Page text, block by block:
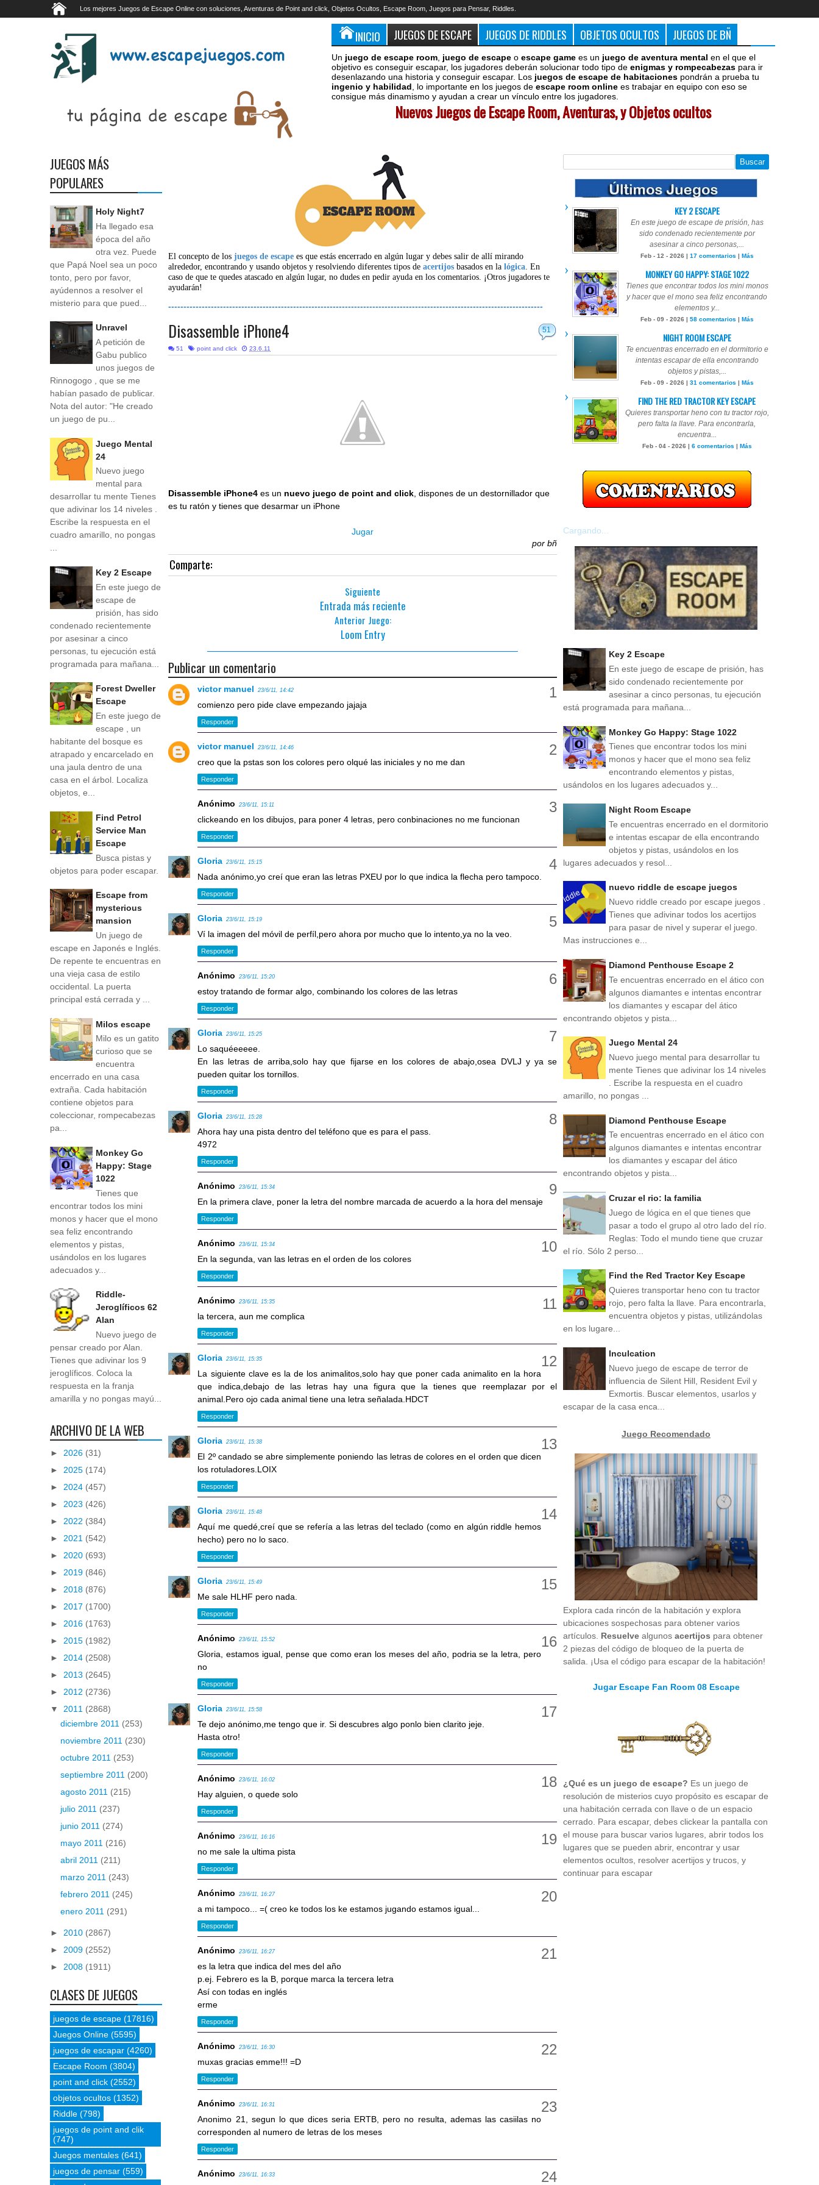
Los mejores Juegos de Escape Online con soluciones, Aventuras de Point and click, Objetos Ocultos, Escape Room, Juegos para Pensar, Riddles.
INICIO JUEGOS DE ESCAPE JUEGOS DE RIDDLES OBJETOS OCULTOS JUEGOS DE BÑ
Un juego de escape room juego de escape o escape game es un juego de aventura mental en el que el
objetivo es conseguir escapar, los jugadores deberán solucionar todo tipo de enigmas y rompecabezas para ir
desenlazando una historia y conseguir escapar. Los juegos de escape de habitaciones pondrán a prueba tu
ingenio y habilidad , lo importante en los juegos de escape room online es trabajar en equipo con eso se
consigue más dinamismo y ayudan a crear un vínculo entre los jugadores.
Nuevos Juegos de Escape Room, Aventuras, y Objetos ocultos
El concepto de losjuegos de escape es que estás encerrado en algún lugar y debes salir de allí mirando
alrededor, encontrando y usando objetos y resolviendo diferentes tipos deacertijos basados en lalógica. En
caso de que te quedes atascado en algún lugar, no dudes en pedir ayuda en los comentarios. ¡Otros jugadores te
ayudarán!
---------------------------------------------------------------------------------------------------------------------------
51
Disassemble iPhone4
51 point and click 23.6.11
Disassemble iPhone4 es un nuevo juego de point and click , dispones de un destornillador que
es tu ratón y tienes que desarmar un iPhone
Jugar
por bñ
Comparte:
Siguiente
Entrada más reciente
Anterior Juego:
Loom Entry
Publicar un comentario
victor manuel 23/6/11, 14:42
comienzo pero pide clave empezando jajaja
Responder
victor manuel 23/6/11, 14:46
creo que la pstas son los colores pero olqué las iniciales y no me dan
Responder
Anónimo 23/6/11, 15:11
clickeando en los dibujos, para poner 4 letras, pero conbinaciones no me funcionan
Responder
Gloria 23/6/11, 15:15
Nada anónimo,yo creí que eran las letras PXEU por lo que indica la flecha pero tampoco.
Responder
Gloria 23/6/11, 15:19
Ví la imagen del móvil de perfíl,pero ahora por mucho que lo intento,ya no la veo.
Responder
Anónimo 23/6/11, 15:20
estoy tratando de formar algo, combinando los colores de las letras
Responder
Gloria 23/6/11, 15:25
Lo saquéeeeee.
En las letras de arriba,solo hay que fijarse en los colores de abajo,osea DVLJ y ya se
pueden quitar los tornillos.
Responder
Gloria 23/6/11, 15:28
Ahora hay una pista dentro del teléfono que es para el pass.
4972
Responder
Anónimo 23/6/11, 15:34
En la primera clave, poner la letra del nombre marcada de acuerdo a la hora del mensaje
Responder
Anónimo 23/6/11, 15:34
En la segunda, van las letras en el orden de los colores
Responder
Anónimo 23/6/11, 15:35
la tercera, aun me complica
Responder
Gloria 23/6/11, 15:35
La siguiente clave es la de los animalitos,solo hay que poner cada animalito en la hora
que indica,debajo de las letras hay una figura que la tienes que reemplazar por el
animal.Pero ojo cada animal tiene una letra señalada.HDCT
Responder
Gloria 23/6/11, 15:38
El 2º candado se abre simplemente poniendo las letras de colores en el orden que dicen
los rotuladores.LOIX
Responder
Gloria 23/6/11, 15:48
Aquí me quedé,creí que se refería a las letras del teclado (como en algún riddle hemos
hecho) pero no lo saco.
Responder
Gloria 23/6/11, 15:49
Me sale HLHF pero nada.
Responder
Anónimo 23/6/11, 15:52
Gloria, estamos igual, pense que como eran los meses del año, podria se la letra, pero
no
Responder
Gloria 23/6/11, 15:58
Te dejo anónimo,me tengo que ir. Si descubres algo ponlo bien clarito jeje.
Hasta otro!
Responder
Anónimo 23/6/11, 16:02
Hay alguien, o quede solo
Responder
Anónimo 23/6/11, 16:16
no me sale la ultima pista
Responder
Anónimo 23/6/11, 16:27
a mi tampoco... =( creo ke todos los ke estamos jugando estamos igual...
Responder
Anónimo 23/6/11, 16:27
es la letra que indica del mes del año
p.ej. Febrero es la B, porque marca la tercera letra
Así con todas en inglés
erme
Responder
Anónimo 23/6/11, 16:30
muxas gracias emme!!! =D
Responder
Anónimo 23/6/11, 16:31
Anonimo 21, segun lo que dices seria ERTB, pero no resulta, ademas las casiilas no
corresponden al numero de letras de los meses
Responder
Anónimo 23/6/11, 16:33
JUEGOS MÁS
POPULARES
Holy Night7
Ha llegado esa
época del año
otra vez. Puede
que Papá Noel sea un poco
tonto, pero por favor,
ayúdennos a resolver el
misterio para que pued...
Unravel
A petición de
Gabu publico
unos juegos de
Rinnogogo , que se me
habían pasado de publicar.
Nota del autor: "He creado
un juego de pu...
Juego Mental
24
Nuevo juego
mental para
desarrollar tu mente Tienes
que adivinar los 14 niveles .
Escribe la respuesta en el
cuadro amarillo, no pongas
...
Key 2 Escape
En este juego de
escape de
prisión, has sido
condenado recientemente
por asesinar a cinco
personas, tu ejecución está
programada para mañana...
Forest Dweller
Escape
En este juego de
escape , un
habitante del bosque es
atrapado y encarcelado en
una jaula dentro de una
casa en el árbol. Localiza
objetos, e...
Find Petrol
Service Man
Escape
Busca pistas y
objetos para poder escapar.
Escape from
mysterious
mansion
Un juego de
escape en Japonés e Inglés.
De repente te encuentras en
una vieja casa de estilo
occidental. La puerta
principal está cerrada y ...
Milos escape
Milo es un gatito
curioso que se
encuentra
encerrado en una casa
extraña. Cada habitación
contiene objetos para
coleccionar, rompecabezas
pa...
Monkey Go
Happy: Stage
1022
Tienes que
encontrar todos los mini
monos y hacer que el mono
sea feliz encontrando
elementos y pistas,
usándolos en los lugares
adecuados y...
Riddle-
Jeroglíficos 62
Alan
Nuevo juego de
pensar creado por Alan.
Tienes que adivinar los 9
jeroglíficos. Coloca la
respuesta en la franja
amarilla y no pongas mayú...
ARCHIVO DE LA WEB
► 2026 (31)
► 2025 (174)
► 2024 (457)
► 2023 (426)
► 2022 (384)
► 2021 (542)
► 2020 (693)
► 2019 (846)
► 2018 (876)
► 2017 (1700)
► 2016 (1763)
► 2015 (1982)
► 2014 (2508)
► 2013 (2645)
► 2012 (2736)
▼ 2011 (2868)
diciembre 2011 (253)
noviembre 2011 (230)
octubre 2011 (253)
septiembre 2011 (200)
agosto 2011 (215)
julio 2011 (237)
junio 2011 (274)
mayo 2011 (216)
abril 2011 (211)
marzo 2011 (243)
febrero 2011 (245)
enero 2011 (291)
► 2010 (2867)
► 2009 (2552)
► 2008 (1911)
CLASES DE JUEGOS
juegos de escape (17816)
Juegos Online (5595)
juegos de escapar (4260)
Escape Room (3804)
point and click (2552)
objetos ocultos (1352)
Riddle (798)
juegos de point and clik
(747)
Juegos mentales (641)
juegos de pensar (559)
KEY 2 ESCAPE
En este juego de escape de prisión, has
sido condenado recientemente por
asesinar a cinco personas,...
Feb - 12 - 2026 | 17 comentarios | Más
MONKEY GO HAPPY: STAGE 1022
Tienes que encontrar todos los mini monos
y hacer que el mono sea feliz encontrando
elementos y...
Feb - 09 - 2026 | 58 comentarios | Más
NIGHT ROOM ESCAPE
Te encuentras encerrado en el dormitorio e
intentas escapar de ella encontrando
objetos y pistas,...
Feb - 09 - 2026 | 31 comentarios | Más
FIND THE RED TRACTOR KEY ESCAPE
Quieres transportar heno con tu tractor rojo,
pero falta la llave. Para encontrarla,
encuentra...
Feb - 04 - 2026 | 6 comentarios | Más
Cargando...
Key 2 Escape
En este juego de escape de prisión, has
sido condenado recientemente por
asesinar a cinco personas, tu ejecución
está programada para mañana...
Monkey Go Happy: Stage 1022
Tienes que encontrar todos los mini
monos y hacer que el mono sea feliz
encontrando elementos y pistas,
usándolos en los lugares adecuados y...
Night Room Escape
Te encuentras encerrado en el dormitorio
e intentas escapar de ella encontrando
objetos y pistas, usándolos en los
lugares adecuados y resol...
nuevo riddle de escape juegos
Nuevo riddle creado por escape juegos .
Tienes que adivinar todos los acertijos
para pasar de nivel y superar el juego.
Mas instrucciones e...
Diamond Penthouse Escape 2
Te encuentras encerrado en el ático con
algunos diamantes e intentas encontrar
los diamantes y escapar del ático
encontrando objetos y pista...
Juego Mental 24
Nuevo juego mental para desarrollar tu
mente Tienes que adivinar los 14 niveles
. Escribe la respuesta en el cuadro
amarillo, no pongas ...
Diamond Penthouse Escape
Te encuentras encerrado en el ático con
algunos diamantes e intentas encontrar
los diamantes y escapar del ático
encontrando objetos y pista...
Cruzar el rio: la familia
Juego de lógica en el que tienes que
pasar a todo el grupo al otro lado del río.
Reglas: Todo el mundo tiene que cruzar
el río. Sólo 2 perso...
Find the Red Tractor Key Escape
Quieres transportar heno con tu tractor
rojo, pero falta la llave. Para encontrarla,
encuentra objetos y pistas, utilizándolas
en los lugare...
Inculcation
Nuevo juego de escape de terror de
influencia de Silent Hill, Resident Evil y
Exmortis. Buscar elementos, usarlos y
escapar de la casa enca...
Juego Recomendado
Explora cada rincón de la habitación y explora
ubicaciones sospechosas para obtener varios
artículos. Resuelve algunos acertijos para obtener
2 piezas del código de bloqueo de la puerta de
salida. ¡Usa el código para escapar de la habitación!
Jugar Escape Fan Room 08 Escape
¿Qué es un juego de escape? Es un juego de
resolución de misterios cuyo propósito es escapar de
una habitación cerrada con llave o de un espacio
cerrado. Para escapar, debes clickear la pantalla con
el mouse para buscar varios lugares, abrir todos los
lugares que se pueden abrir, encontrar y usar
elementos ocultos, resolver acertijos y trucos, y
continuar para escapar